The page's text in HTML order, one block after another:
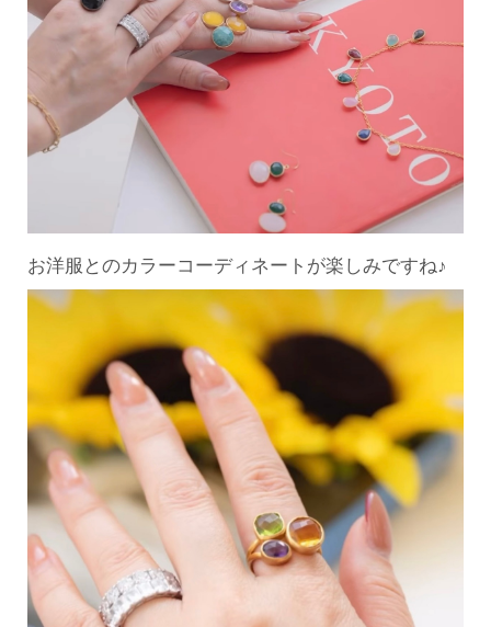
お洋服とのカラーコーディネートが楽しみですね♪